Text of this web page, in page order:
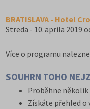
BRATISLAVA - Hotel
Streda - 10. aprila 2019
Více o programu
SOUHRN TOHO
Proběhne několik
Získáte přehled o